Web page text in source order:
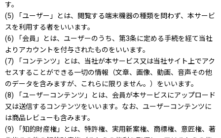
す。
(5) 「ユーザー」とは、閲覧する端末機器の種類を問わず、本サービ
スを利用する者をいいます。
(6) 「会員」とは、ユーザーのうち、第3条に定める手続を経て当社
よりアカウントを付与されたものをいいます。
(7) 「コンテンツ」とは、当社が本サービス又は当社サイト上でアク
セスすることができる一切の情報（文章、画像、動画、音声その他
のデータを含みますが、これらに限りません。）をいいます。
(8) 「ユーザーコンテンツ」とは、会員が本サービスにアップロード
又は送信するコンテンツをいいます。なお、ユーザーコンテンツに
は商品レビューも含みます。
(9) 「知的財産権」とは、特許権、実用新案権、商標権、意匠権、著